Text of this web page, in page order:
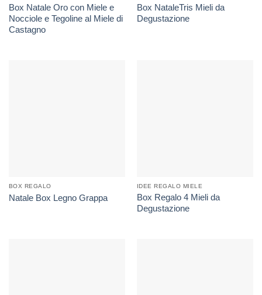
Box Natale Oro con Miele e
Nocciole e Tegoline al Miele di
Castagno
Box NataleTris Mieli da
Degustazione
BOX REGALO
Natale Box Legno Grappa
IDEE REGALO MIELE
Box Regalo 4 Mieli da
Degustazione